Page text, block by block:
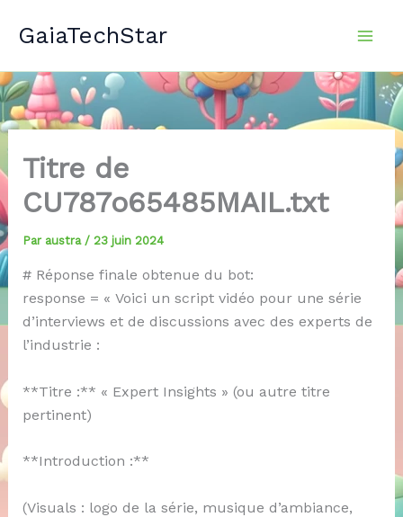
GaiaTechStar
Titre de
CU787o65485MAIL.txt
Par austra / 23 juin 2024
# Réponse finale obtenue du bot:
response = « Voici un script vidéo pour une série
d’interviews et de discussions avec des experts de
l’industrie :
**Titre :** « Expert Insights » (ou autre titre
pertinent)
**Introduction :**
(Visuals : logo de la série, musique d’ambiance,